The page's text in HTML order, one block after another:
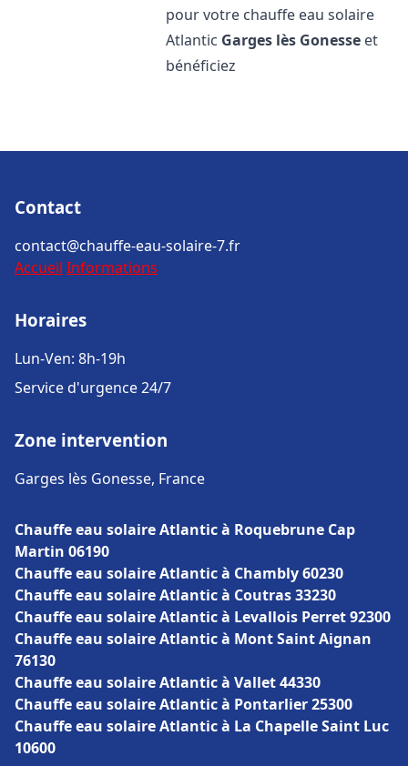
pour votre chauffe eau solaire
Atlantic Garges lès Gonesse et
bénéficiez
Contact
contact@chauffe-eau-solaire-7.fr
Accueil Informations
Horaires
Lun-Ven: 8h-19h
Service d'urgence 24/7
Zone intervention
Garges lès Gonesse, France
Chauffe eau solaire Atlantic à Roquebrune Cap
Martin 06190
Chauffe eau solaire Atlantic à Chambly 60230
Chauffe eau solaire Atlantic à Coutras 33230
Chauffe eau solaire Atlantic à Levallois Perret 92300
Chauffe eau solaire Atlantic à Mont Saint Aignan
76130
Chauffe eau solaire Atlantic à Vallet 44330
Chauffe eau solaire Atlantic à Pontarlier 25300
Chauffe eau solaire Atlantic à La Chapelle Saint Luc
10600